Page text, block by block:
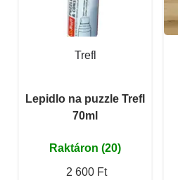
Trefl
Lepidlo na puzzle Trefl
70ml
Raktáron (20)
2 600 Ft